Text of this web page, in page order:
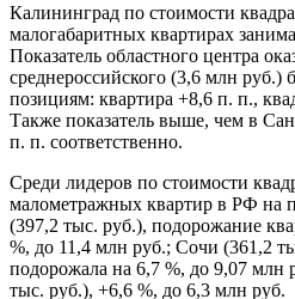
Калининград по стоимости
малогабаритных квартирах
Показатель областного центра
среднероссийского (3,6 млн руб.)
позициям: квартира +8,6 п. п.,
Также показатель выше, чем в
п. п. соответственно.
Среди лидеров по стоимости
малометражных квартир в РФ на
(397,2 тыс. руб.), подорожание
%, до 11,4 млн руб.; Сочи (361,2
подорожала на 6,7 %, до 9,07 млн
тыс. руб.), +6,6 %, до 6,3 млн руб.